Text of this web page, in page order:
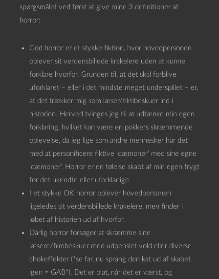
spørgsmålet ved først at give mine 3 definitioner af
horror:
God horror er et stykke fiktion, hvor hovedpersonen
oplever sit verdensbillede krakelere uden at kunne
forklare hvorfor. Grunden til, at det skal forblive
uforklaret – eller i det mindste meget underspillet – er,
at det trækker mig som læser/filmbeskuer ind i
historien. Herved tvinges jeg til at udtænke min egen
forklaring, hvilket kan være en pokkers skræmmende
oplevelse, da jeg lige som andre mennesker har det
med at personificere fiktive ‘dæmoner’ med sine egne
‘dæmoner’. Horror er en følelse skabt af min egen frygt
for det ukendte eller uforklarlige.
I et stykke OK horror oplever hovedpersonen
ligeledes sit verdensbillede krakelere, men finder i
løbet af historien ud af hvorfor.
Dårlig horror forsøger at skræmme sine
læsere/filmbeskuer med udpenslet vold eller diverse
chokeffekter (*se far, nu sprang den kat ud af skabet
igen = GAB*). Det er plat, når det er værst, og